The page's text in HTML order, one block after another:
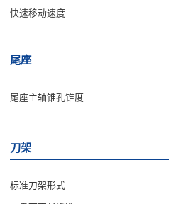
快速移动速度
尾座
尾座主轴锥孔锥度
刀架
标准刀架形式